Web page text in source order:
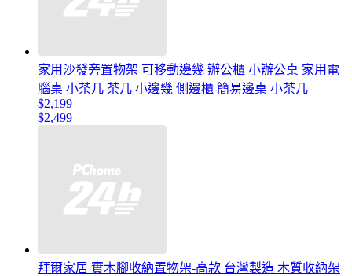
家用沙發旁置物架 可移動邊幾 辦公櫃 小辦公桌 家用電
腦桌 小茶几 茶几 小邊幾 側邊櫃 簡易邊桌 小茶几
$2,199
$2,499
拜爾家居 實木腳收納置物架-高款 台灣製造 木質收納架